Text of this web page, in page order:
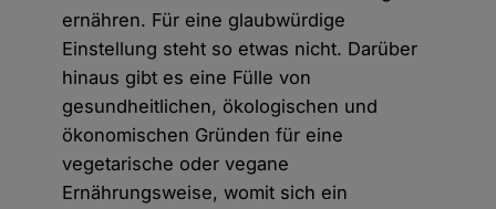
ernähren. Für eine glaubwürdige
Einstellung steht so etwas nicht. Darüber
hinaus gibt es eine Fülle von
gesundheitlichen, ökologischen und
ökonomischen Gründen für eine
vegetarische oder vegane
Ernährungsweise, womit sich ein